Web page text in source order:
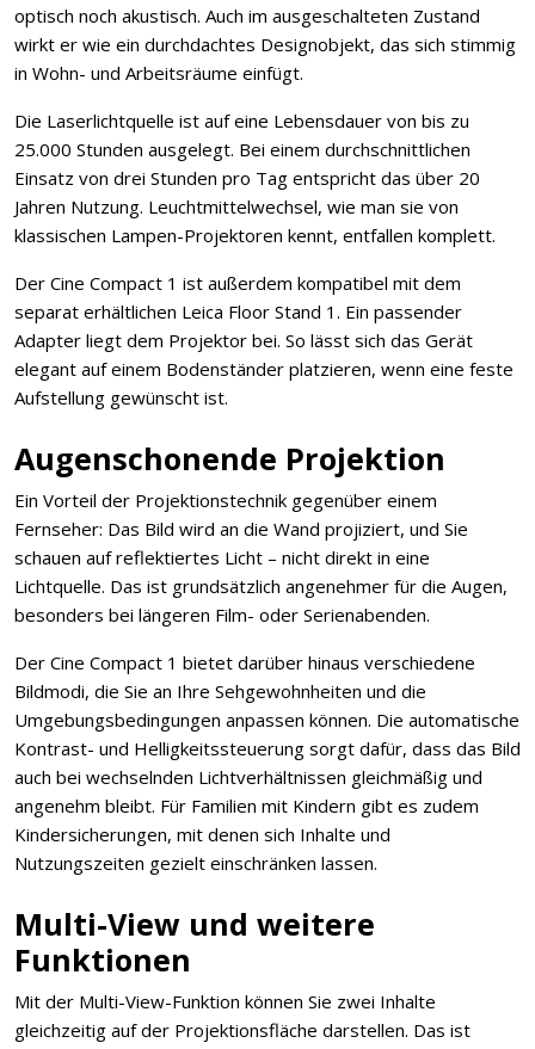
optisch noch akustisch. Auch im ausgeschalteten Zustand
wirkt er wie ein durchdachtes Designobjekt, das sich stimmig
in Wohn- und Arbeitsräume einfügt.
Die Laserlichtquelle ist auf eine Lebensdauer von bis zu
25.000 Stunden ausgelegt. Bei einem durchschnittlichen
Einsatz von drei Stunden pro Tag entspricht das über 20
Jahren Nutzung. Leuchtmittelwechsel, wie man sie von
klassischen Lampen-Projektoren kennt, entfallen komplett.
Der Cine Compact 1 ist außerdem kompatibel mit dem
separat erhältlichen Leica Floor Stand 1. Ein passender
Adapter liegt dem Projektor bei. So lässt sich das Gerät
elegant auf einem Bodenständer platzieren, wenn eine feste
Aufstellung gewünscht ist.
Augenschonende Projektion
Ein Vorteil der Projektionstechnik gegenüber einem
Fernseher: Das Bild wird an die Wand projiziert, und Sie
schauen auf reflektiertes Licht – nicht direkt in eine
Lichtquelle. Das ist grundsätzlich angenehmer für die Augen,
besonders bei längeren Film- oder Serienabenden.
Der Cine Compact 1 bietet darüber hinaus verschiedene
Bildmodi, die Sie an Ihre Sehgewohnheiten und die
Umgebungsbedingungen anpassen können. Die automatische
Kontrast- und Helligkeitssteuerung sorgt dafür, dass das Bild
auch bei wechselnden Lichtverhältnissen gleichmäßig und
angenehm bleibt. Für Familien mit Kindern gibt es zudem
Kindersicherungen, mit denen sich Inhalte und
Nutzungszeiten gezielt einschränken lassen.
Multi-View und weitere
Funktionen
Mit der Multi-View-Funktion können Sie zwei Inhalte
gleichzeitig auf der Projektionsfläche darstellen. Das ist